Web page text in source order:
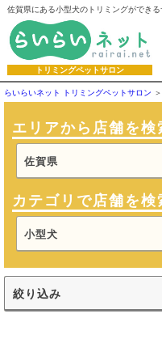
佐賀県にある小型犬のトリミングができ
トリミングペットサロン
らいらいネット トリミングペットサロン
エリアから店舗を検
佐賀県
カテゴリで店舗を検
小型犬
絞り込み